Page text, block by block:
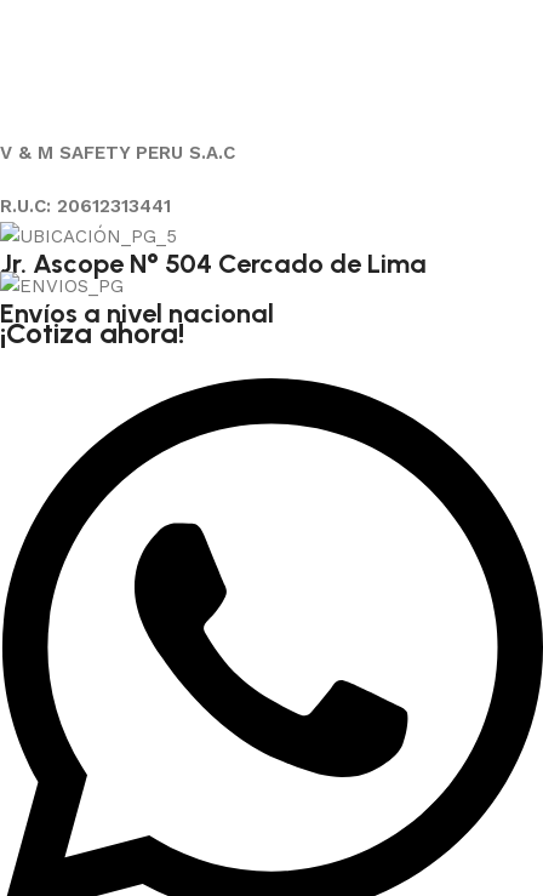
V & M SAFETY PERU S.A.C
R.U.C: 20612313441
Jr. Ascope N° 504 Cercado de Lima
Envíos a nivel nacional
¡Cotiza ahora!